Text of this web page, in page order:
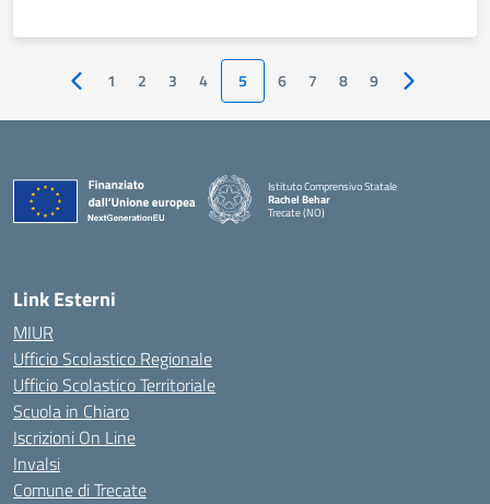
Pagina precedente
1 2 3 4 5 6 7 8 9 Pagina
Istituto Comprensivo Statale
Rachel Behar
Trecate (NO)
Link Esterni
MIUR
Ufficio Scolastico Regionale
Ufficio Scolastico Territoriale
Scuola in Chiaro
Iscrizioni On Line
Invalsi
Comune di Trecate